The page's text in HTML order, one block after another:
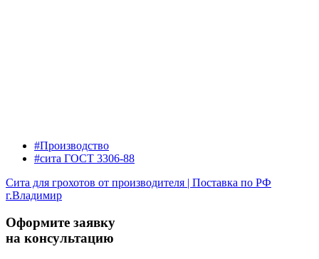
#Производство
#сита ГОСТ 3306-88
Сита для грохотов от производителя | Поставка по РФ
г.Владимир
Оформите заявку
на консультацию